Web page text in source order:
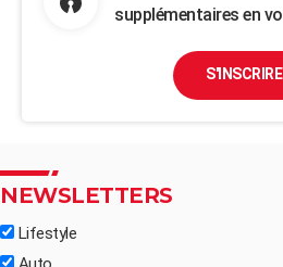
supplémentaires en
S'INSCRIRE
NEWSLETTERS
Lifestyle